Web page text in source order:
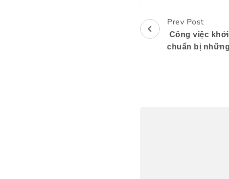
Post
Navigation
Prev Post
Công việc
chuẩn bị